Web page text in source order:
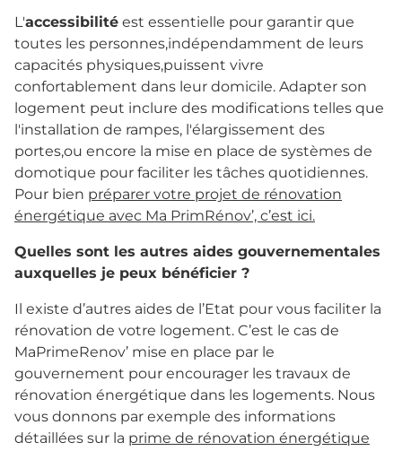
L'accessibilité est essentielle pour garantir que
toutes les personnes,indépendamment de leurs
capacités physiques,puissent vivre
confortablement dans leur domicile. Adapter son
logement peut inclure des modifications telles que
l'installation de rampes, l'élargissement des
portes,ou encore la mise en place de systèmes de
domotique pour faciliter les tâches quotidiennes.
Pour bien préparer votre projet de rénovation
énergétique avec Ma PrimRénov’, c’est ici.
Quelles sont les autres aides gouvernementales
auxquelles je peux bénéficier ?
Il existe d’autres aides de l’Etat pour vous faciliter la
rénovation de votre logement. C’est le cas de
MaPrimeRenov’ mise en place par le
gouvernement pour encourager les travaux de
rénovation énergétique dans les logements. Nous
vous donnons par exemple des informations
détaillées sur la prime de rénovation énergétique